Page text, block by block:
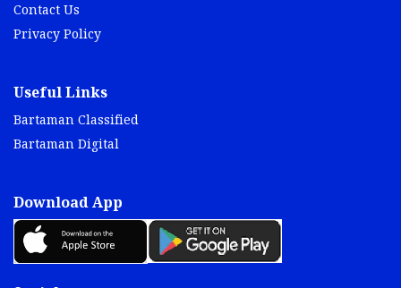
Contact Us
Privacy Policy
Useful Links
Bartaman Classified
Bartaman Digital
Download App